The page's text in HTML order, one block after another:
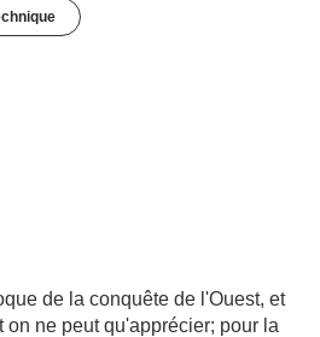
de la conquête de l'Ouest, et
ne peut qu'apprécier; pour la